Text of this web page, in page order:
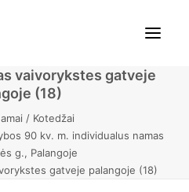
vaivorykstes gatveje
(18)
/ Kotedžai
90 kv. m. individualus namas
g., Palangoje
gatveje palangoje (18)